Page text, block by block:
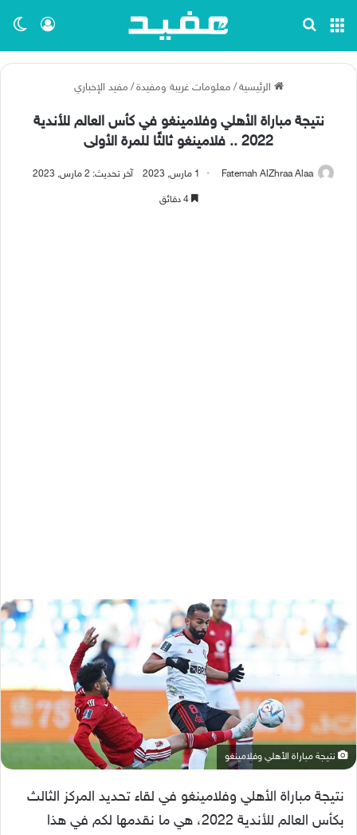
تسجيل القائمة
الرئيسية / معلومات غريبة ومفيدة / مفيد الإخباري
نتيجة مباراة الأهلي وفلامينغو في كأس العالم للأندية
2022 .. فلامينغو ثالثًا للمرة الأولى
Fatemah AlZhraa Alaa 1 مارس, 2023 آخر تحديث: 2 مارس, 2023
4 دقائق
نتيجة مباراة الأهلي وفلامينغو
نتيجة مباراة الأهلي وفلامينغو في لقاء تحديد المركز الثالث
بكأس العالم للأندية 2022، هي ما نقدمها لكم في هذا